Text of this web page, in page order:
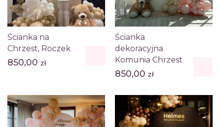
Ścianka na
Chrzest, Roczek
850,00 zł
Ścianka
dekoracyjna
Komunia Chrzest
850,00 zł